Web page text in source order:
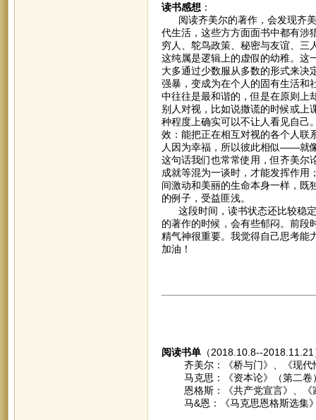
读书感想 ：
阅读齐美尔的著作，会发现齐美
代生活，这些方方面面书中都有涉
穷人、鸵鸟政策、秘密与友谊、三
这纯属是逻辑上的虚假的幼稚。这
大多通过少数服从多数的形式来决
强暴，变成为在个人的固有生活和
中往往是最和谐的，但是在原则上
别人对视，比如说撒谎的时候或
种程度上确实可以不让人看见自己
效：能把正在相互对视的各个人联
人因为幸福，所以彼此相似——就
这句话我们也常常使用，但齐美尔
成就等混为一谈时，才能发挥作用
间激动和美丽的生命本身一样，既
的例子，受益匪浅。
这段时间，读书状态还比较稳定
的著作的时候，会有些郁闷。前段
精气神很重要。我觉得自己思考能
加油！
阅读书单（2018.10.8--2018.11.21
齐美尔：《桥与门》、《现代
马克思：《资本论》（第二卷
恩格斯：《共产党宣言》、《
马&恩：《马克思恩格斯选集》